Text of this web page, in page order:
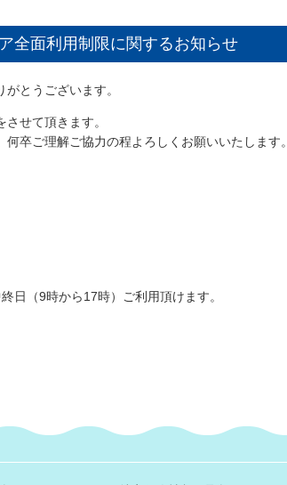
全面利用制限に関するお知らせ
とうございます。
せて頂きます。
卒ご理解ご協力の程よろしくお願いいたします。
日（9時から17時）ご利用頂けます。